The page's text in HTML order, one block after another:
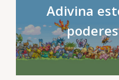
Adivina